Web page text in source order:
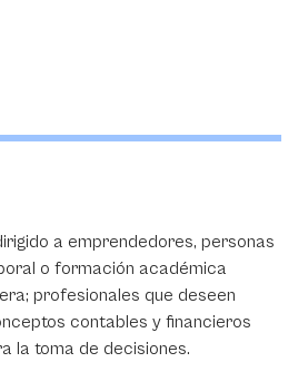
a emprendedores, personas
o formación académica
profesionales que deseen
contables y financieros
la toma de decisiones.